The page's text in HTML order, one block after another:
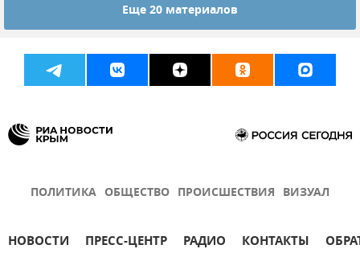
Еще 20 материалов
ПОЛИТИКА ОБЩЕСТВО ПРОИСШЕСТВИЯ ВИЗУАЛ
НОВОСТИ ПРЕСС-ЦЕНТР РАДИО КОНТАКТЫ